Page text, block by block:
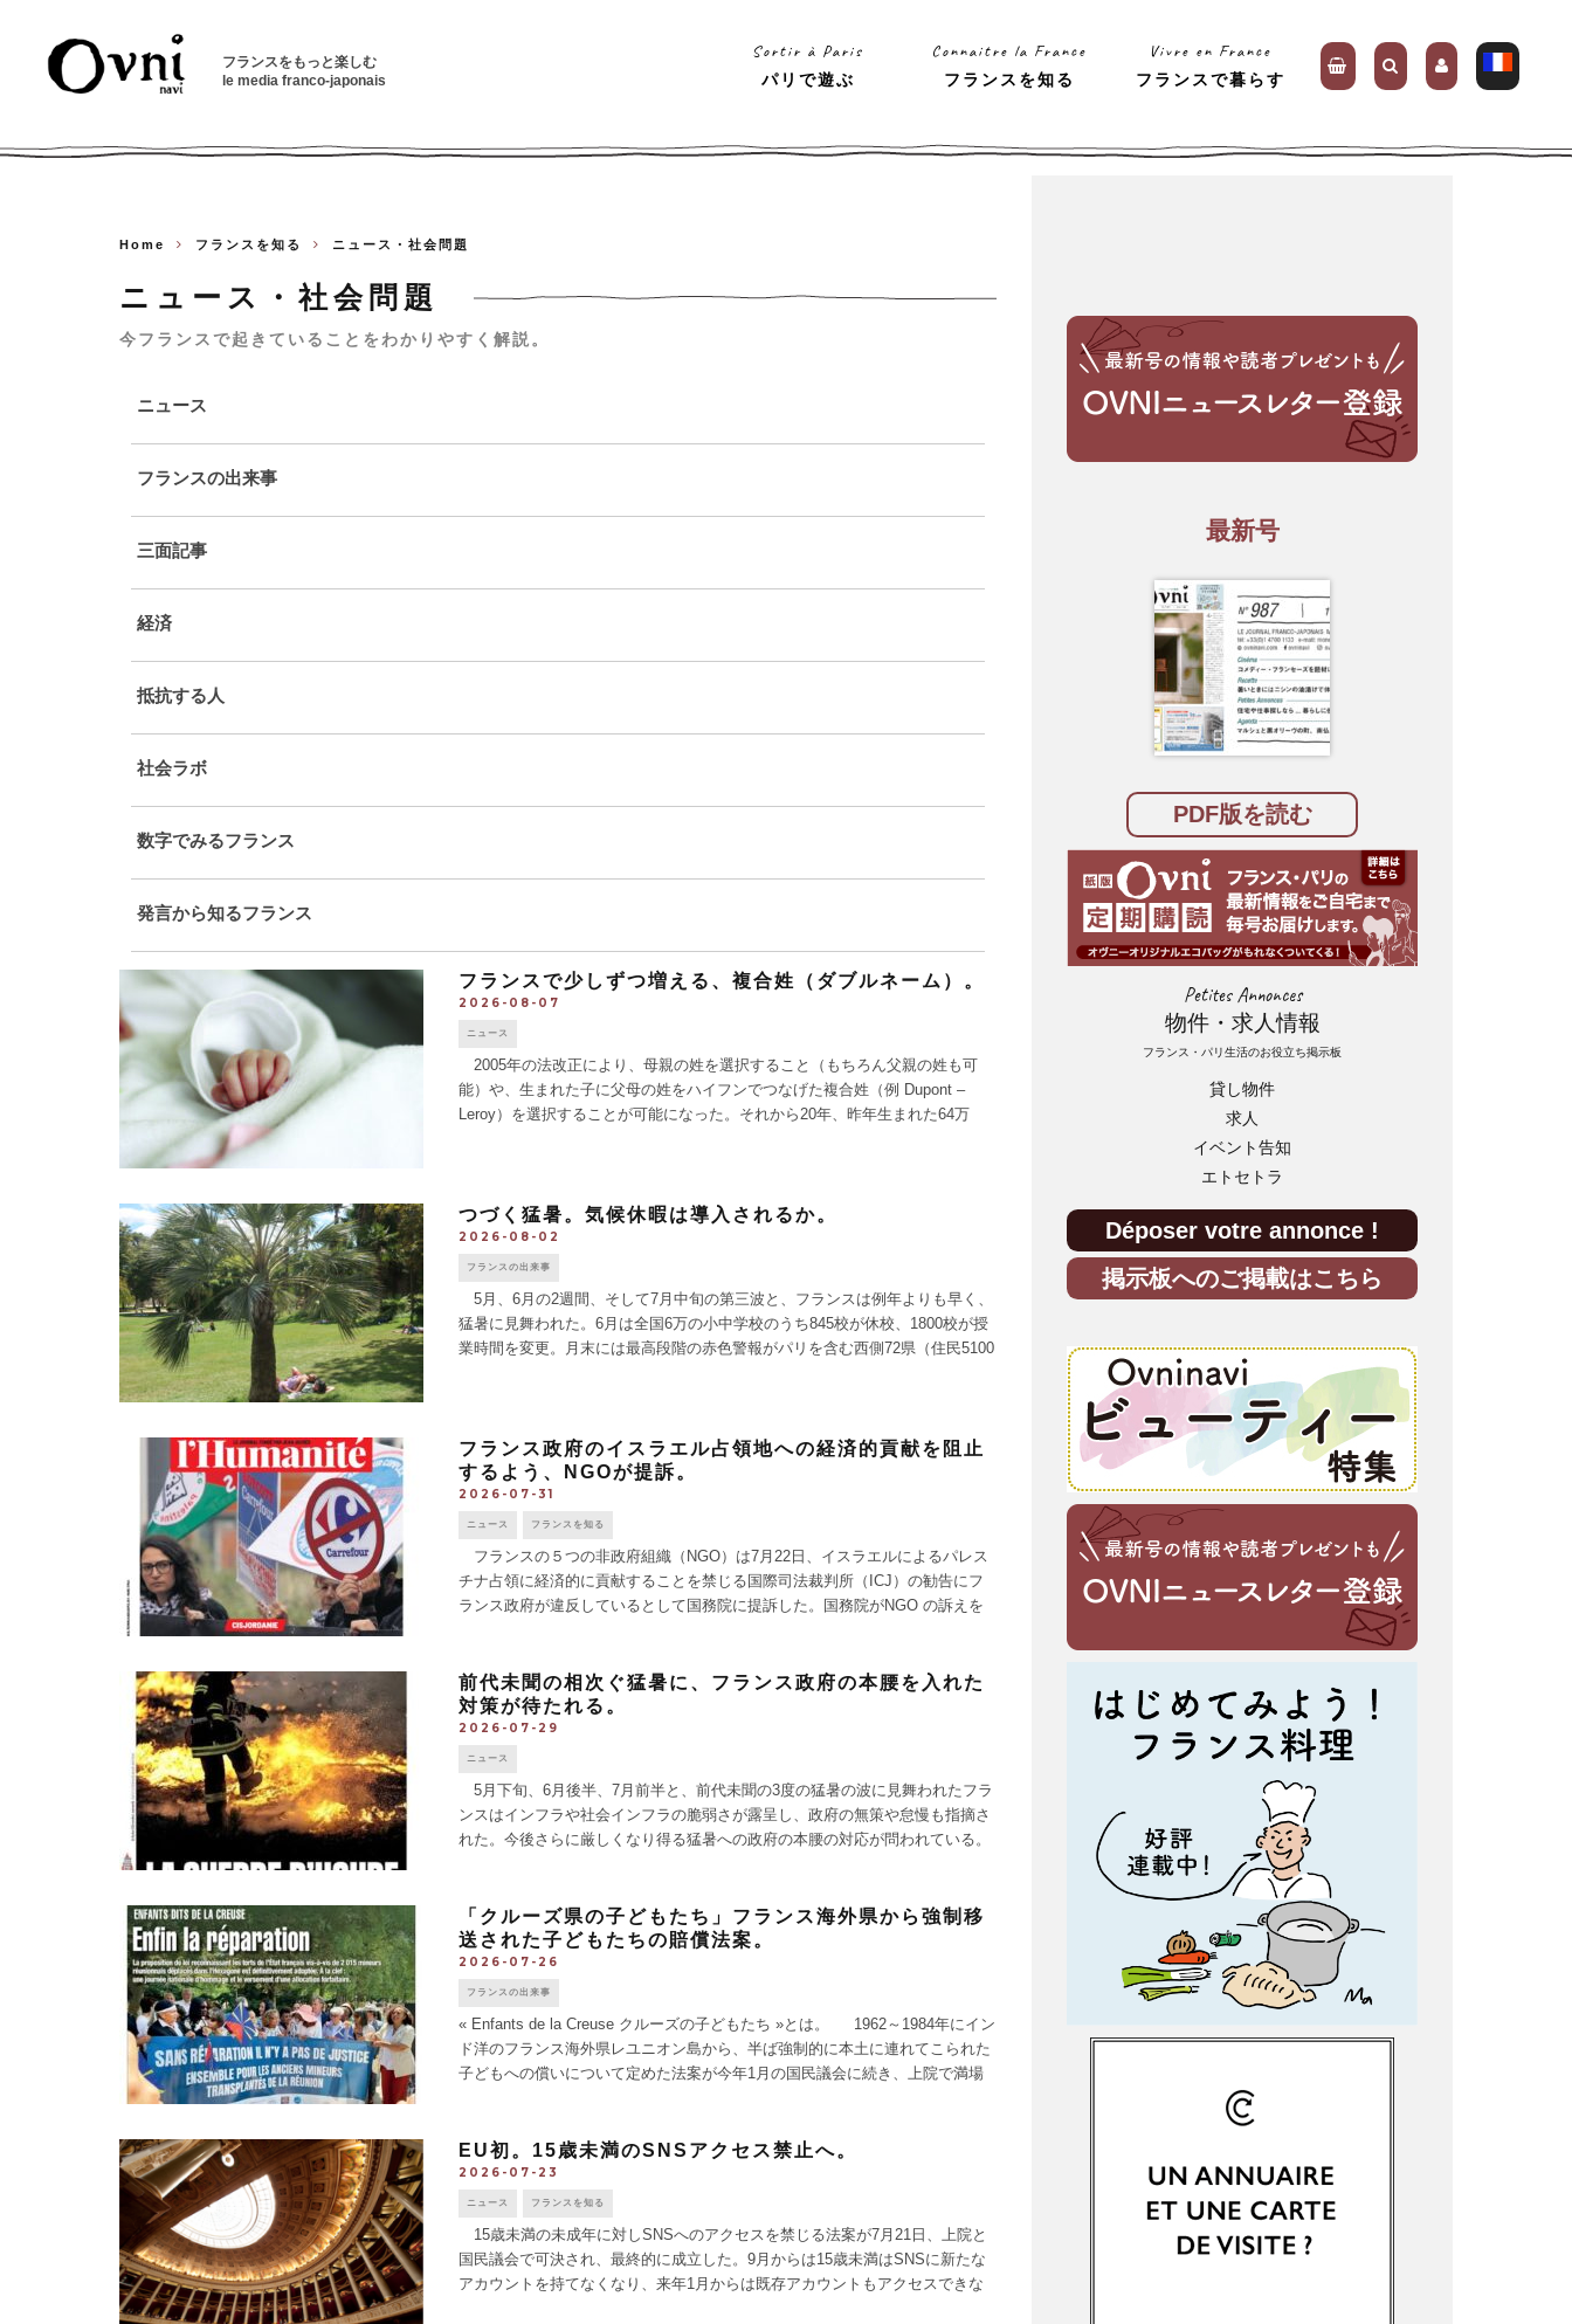
フランスをもっと楽しむ
le media franco-japonais
Sortir à Paris
パリで遊ぶ
Connaitre la France
フランスを知る
Vivre en France
フランスで暮らす
Home フランスを知る ニュース・社会問題
ニュース・社会問題
今フランスで起きていることをわかりやすく解説。
ニュース
フランスの出来事
三面記事
経済
抵抗する人
社会ラボ
数字でみるフランス
発言から知るフランス
フランスで少しずつ増える、複合姓（ダブルネーム）。
2026-08-07
ニュース
2005年の法改正により、母親の姓を選択すること（もちろん父親の姓も可
能）や、生まれた子に父母の姓をハイフンでつなげた複合姓（例 Dupont –
Leroy）を選択することが可能になった。それから20年、昨年生まれた64万
つづく猛暑。気候休暇は導入されるか。
2026-08-02
フランスの出来事
5月、6月の2週間、そして7月中旬の第三波と、フランスは例年よりも早く、
猛暑に見舞われた。6月は全国6万の小中学校のうち845校が休校、1800校が授
業時間を変更。月末には最高段階の赤色警報がパリを含む西側72県（住民5100
フランス政府のイスラエル占領地への経済的貢献を阻止
するよう、NGOが提訴。
2026-07-31
ニュース フランスを知る
フランスの５つの非政府組織（NGO）は7月22日、イスラエルによるパレス
チナ占領に経済的に貢献することを禁じる国際司法裁判所（ICJ）の勧告にフ
ランス政府が違反しているとして国務院に提訴した。国務院がNGO の訴えを
前代未聞の相次ぐ猛暑に、フランス政府の本腰を入れた
対策が待たれる。
2026-07-29
ニュース
5月下旬、6月後半、7月前半と、前代未聞の3度の猛暑の波に見舞われたフラ
ンスはインフラや社会インフラの脆弱さが露呈し、政府の無策や怠慢も指摘さ
れた。今後さらに厳しくなり得る猛暑への政府の本腰の対応が問われている。
「クルーズ県の子どもたち」フランス海外県から強制移
送された子どもたちの賠償法案。
2026-07-26
フランスの出来事
« Enfants de la Creuse クルーズの子どもたち »とは。 1962～1984年にイン
ド洋のフランス海外県レユニオン島から、半ば強制的に本土に連れてこられた
子どもへの償いについて定めた法案が今年1月の国民議会に続き、上院で満場
EU初。15歳未満のSNSアクセス禁止へ。
2026-07-23
ニュース フランスを知る
15歳未満の未成年に対しSNSへのアクセスを禁じる法案が7月21日、上院と
国民議会で可決され、最終的に成立した。9月からは15歳未満はSNSに新たな
アカウントを持てなくなり、来年1月からは既存アカウントもアクセスできな
最新号
PDF版を読む
Petites Annonces
物件・求人情報
フランス・パリ生活のお役立ち掲示板
貸し物件
求人
イベント告知
エトセトラ
Déposer votre annonce !
掲示板へのご掲載はこちら